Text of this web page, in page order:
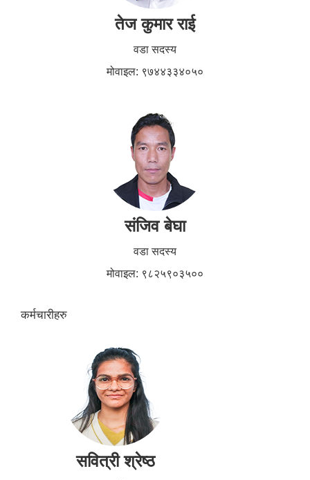
तेज कुमार राई
वडा सदस्य
मोवाइल: ९७४४३३४०५०
संजिव बेघा
वडा सदस्य
मोवाइल: ९८२५९०३५००
कर्मचारीहरु
सवित्री श्रेष्ठ